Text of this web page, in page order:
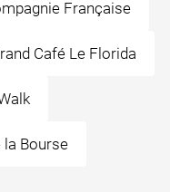
Française
Café Le Florida
la Bourse